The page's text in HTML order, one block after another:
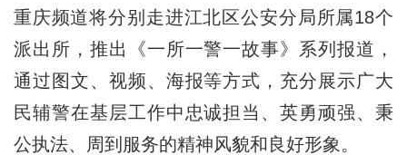
重庆频道将分别走进江北区公安分局所属18个
派出所，推出《一所一警一故事》系列报道，
通过图文、视频、海报等方式，充分展示广大
民辅警在基层工作中忠诚担当、英勇顽强、秉
公执法、周到服务的精神风貌和良好形象。